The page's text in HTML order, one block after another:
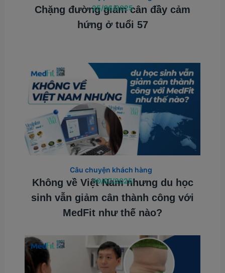
Chặng đường giảm cân đầy cảm
hứng ở tuổi 57
25/06/2025
Không về Việt Nam nhưng du học
sinh vẫn giảm cân thành công với
MedFit như thế nào?
Câu chuyện khách hàng
10/07/2025